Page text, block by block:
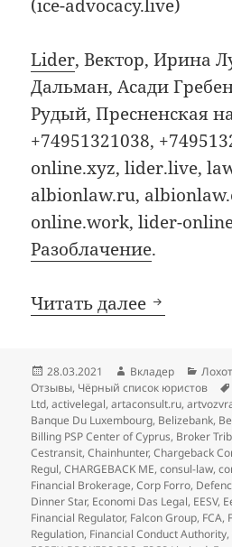
(ice-advocacy.live)
Lider, Вектор, Ирина
Дальман, Асади
Рудый, Пресненская
+74951321038,
online.xyz, lider.live,
albionlaw.ru,
online.work, lider-
Разоблачение.
Читать далее
Опубликовано
28.03.2021 Автор
Вкладер
Отзывы, Чёрный список юристов
Ltd,activelegal,artaconsult.ru,
Banque Du Luxembourg, Belizebank,
Billing PSP Center of Cyprus, Broker
Cestransit,Chainhunter,Chargeback
Regul,CHARGEBACK ME,consul-law,
Financial Brokerage,Corp Forro,
Dinner Star, Economi Das Legal, EESV,
Financial Regulator, Falcon Group, FCA,
Regulation, Financial Conduct Authority,